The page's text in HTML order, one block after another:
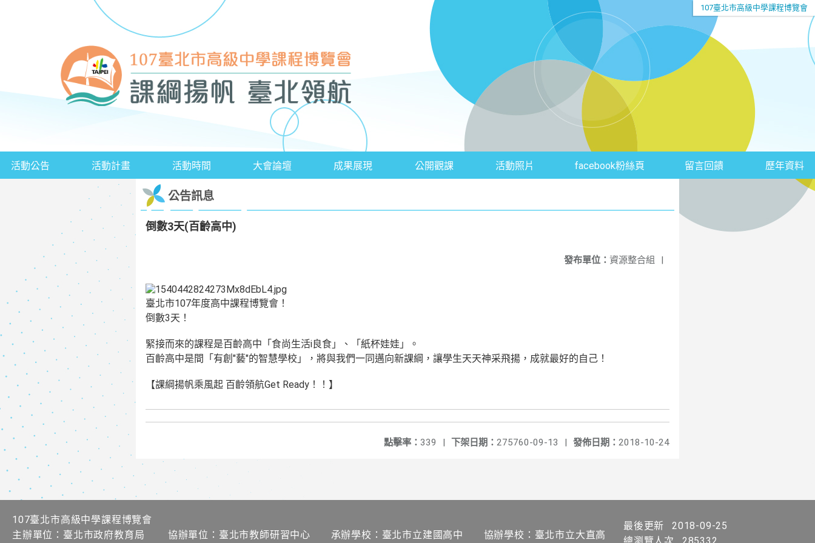
107臺北市高級中學課程博覽會
活動公告 活動計畫 活動時間 大會論壇 成果展現 公開觀課 活動照片 facebook粉絲頁 留言回饋 歷年資料
公告訊息
倒數3天(百齡高中)
發布單位： 資源整合組 |
臺北市107年度高中課程博覽會！
倒數3天！
緊接而來的課程是百齡高中「食尚生活i良食」、「紙杯娃娃」。
百齡高中是間「有創"藝"的智慧學校」，將與我們一同邁向新課綱，讓學生天天神采飛揚，成就最好的自己！
【課綱揚帆乘風起 百齡領航Get Ready！！】
發佈日期： 2018-10-24
下架日期： 275760-09-13 |
點擊率： 339 |
107臺北市高級中學課程博覽會
主辦單位：臺北市政府教育局 協辦單位：臺北市教師研習中心 承辦學校：臺北市立建國高中 協辦學校：臺北市立大直高
最後更新
2018-09-25